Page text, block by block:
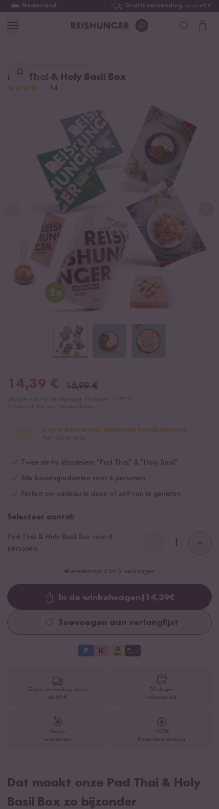
Nederland Gratis verzending vanaf 49 €
vinden ...
Pad Thai & Holy Basil Box
14
14,39 € 15,99€
korte datum van minimale houdbaarheid
Twee stir-fry klassiekers "Pad Thai" & "Holy Basil"
Alle basisingrediënten voor 4 personen
Perfect om cadeau te doen of zelf van te genieten
Selecteer aantal:
Pad Thai & Holy Basil Box voor 4
personen
Levertermijn 3 tot 5 werkdagen
Loading...
In de winkelwagen 14,39€
Toevoegen aan verlanglijst
Gratis verzending vanaf
ab 49 €
30 dagen
retourbeleid
Gratis
retourneren
100%
Kopersbescherming
Dat maakt onze Pad Thai & Holy
Basil Box zo bijzonder